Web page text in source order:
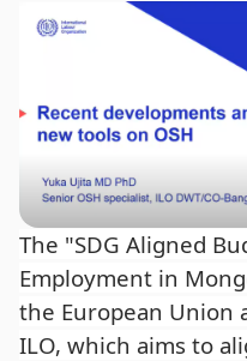
The "SDG Aligned
Employment in
the European Union
ILO, which aims to